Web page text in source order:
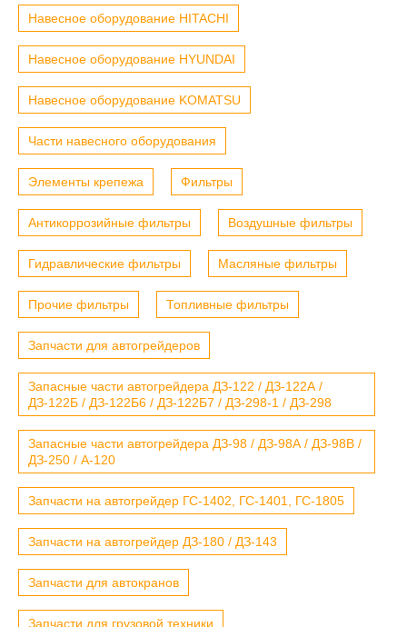
Навесное оборудование HITACHI
Навесное оборудование HYUNDAI
Навесное оборудование KOMATSU
Части навесного оборудования
Элементы крепежа Фильтры
Антикоррозийные фильтры Воздушные фильтры
Гидравлические фильтры Масляные фильтры
Прочие фильтры Топливные фильтры
Запчасти для автогрейдеров
Запасные части автогрейдера ДЗ-122 / ДЗ-122А /
ДЗ-122Б / ДЗ-122Б6 / ДЗ-122Б7 / ДЗ-298-1 / ДЗ-298
Запасные части автогрейдера ДЗ-98 / ДЗ-98А / ДЗ-98В /
ДЗ-250 / А-120
Запчасти на автогрейдер ГС-1402, ГС-1401, ГС-1805
Запчасти на автогрейдер ДЗ-180 / ДЗ-143
Запчасти для автокранов
Запчасти для грузовой техники